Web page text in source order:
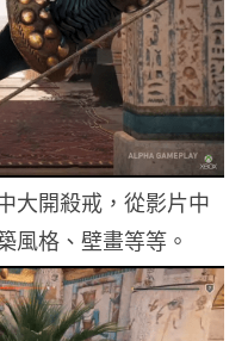
大開殺戒，從影片中
風格、壁畫等等。